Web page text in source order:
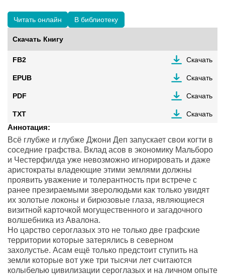
Читать онлайн В библиотеку
Скачать Книгу
FB2 Скачать
EPUB Скачать
PDF Скачать
TXT Скачать
Аннотация:
Всё глубже и глубже Джони Деп запускает свои когти в
соседние графства. Вклад асов в экономику Мальборо
и Честерфилда уже невозможно игнорировать и даже
аристократы владеющие этими землями должны
проявить уважение и толерантность при встрече с
ранее презираемыми зверолюдьми как только увидят
их золотые локоны и бирюзовые глаза, являющиеся
визитной карточкой могущественного и загадочного
волшебника из Авалона.
Но царство сероглазых это не только две графские
территории которые затерялись в северном
захолустье. Асам ещё только предстоит ступить на
земли которые вот уже три тысячи лет считаются
колыбелью цивилизации сероглазых и на личном опыте